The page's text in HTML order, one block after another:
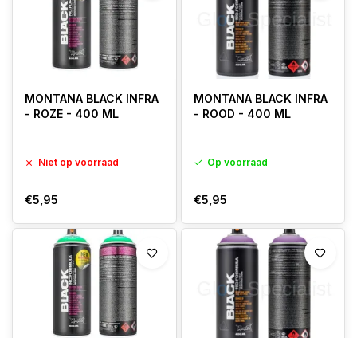
MONTANA BLACK INFRA
- ROZE - 400 ML
Niet op voorraad
€5,95
MONTANA BLACK INFRA
- ROOD - 400 ML
Op voorraad
€5,95